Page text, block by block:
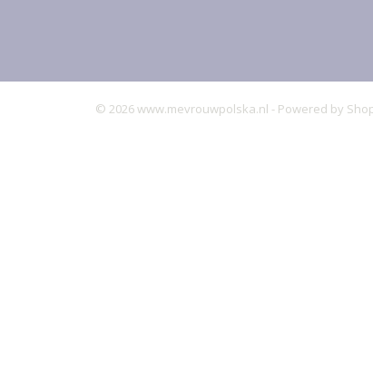
© 2026 www.mevrouwpolska.nl - Powered by